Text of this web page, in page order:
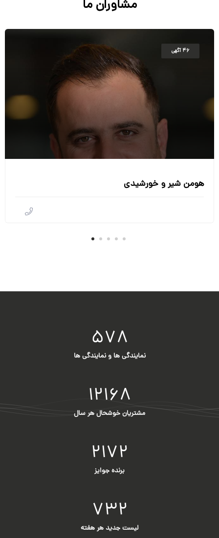
مشاوران ما
۴۶ آگهی
هومن شیر و خورشیدی
578
نمایندگی ها و نمایندگی ها
12168
مشتریان خوشحال هر سال
2172
برنده جوایز
732
لیست جدید هر هفته